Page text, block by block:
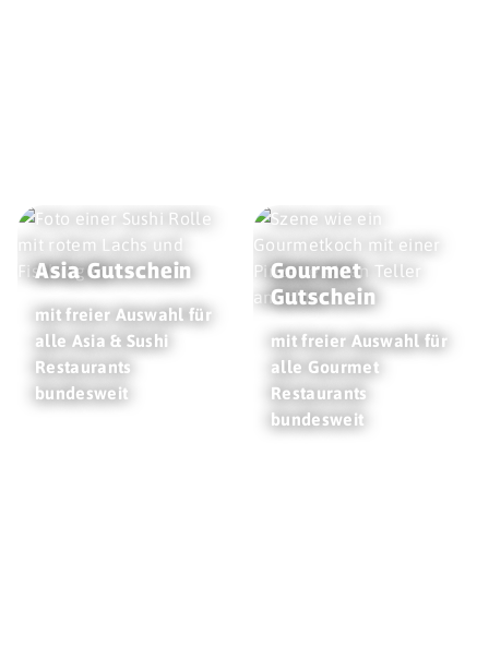
Asia Gutschein
mit freier Auswahl für
alle Asia & Sushi
Restaurants
bundesweit
Gourmet
Gutschein
mit freier Auswahl für
alle Gourmet
Restaurants
bundesweit